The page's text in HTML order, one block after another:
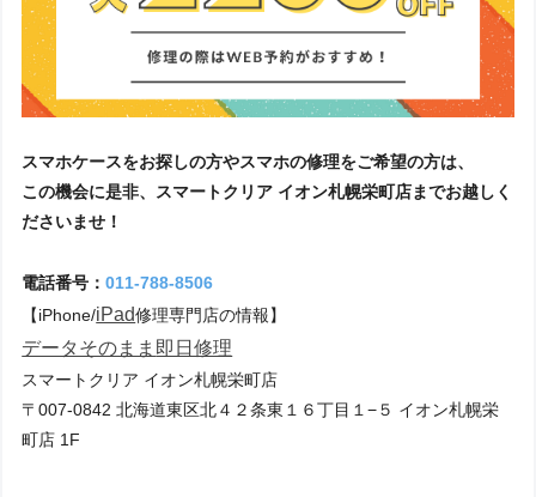
スマホケースをお探しの方やスマホの修理をご希望の方は、
この機会に是非、スマートクリア イオン札幌栄町店までお越しく
ださいませ！
電話番号：011-788-8506
【iPhone/iPad修理専門店の情報】
データそのまま 即日修理
スマートクリア イオン札幌栄町店
〒007-0842 北海道東区北４２条東１６丁目１−５ イオン札幌栄
町店 1F